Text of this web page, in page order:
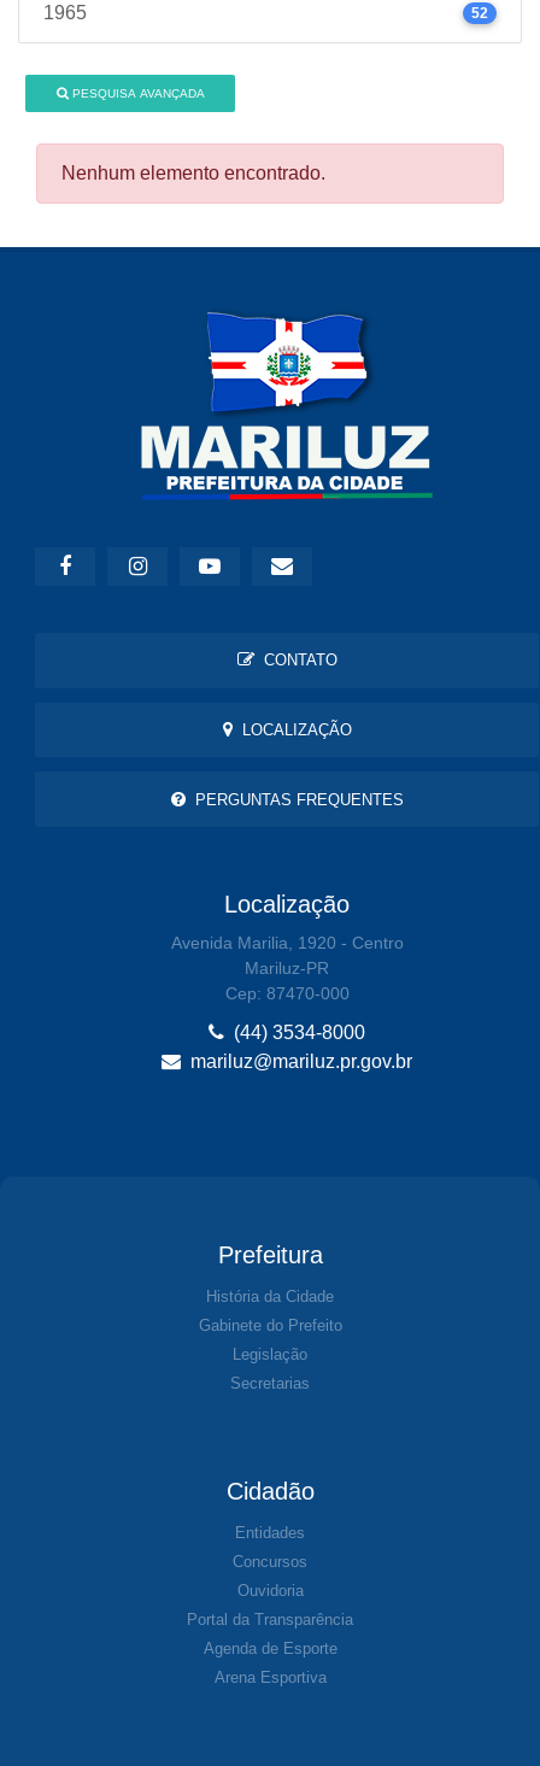
1965 52
PESQUISA AVANÇADA
Nenhum elemento encontrado.
CONTATO
LOCALIZAÇÃO
PERGUNTAS FREQUENTES
Localização
Avenida Marilia, 1920 - Centro
Mariluz-PR
Cep: 87470-000
(44) 3534-8000
mariluz@mariluz.pr.gov.br
Prefeitura
História da Cidade
Gabinete do Prefeito
Legislação
Secretarias
Cidadão
Entidades
Concursos
Ouvidoria
Portal da Transparência
Agenda de Esporte
Arena Esportiva